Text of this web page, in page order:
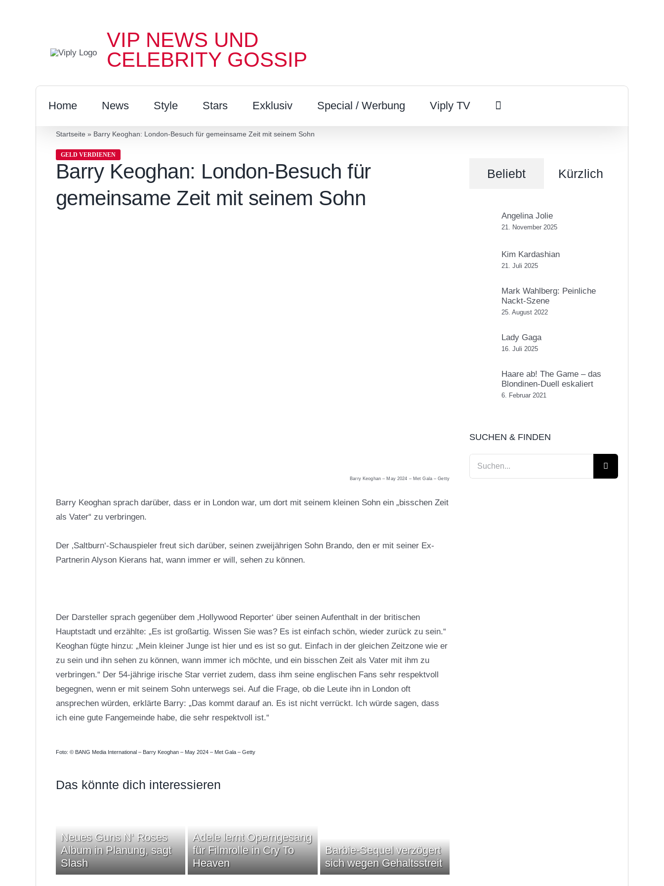
VIP NEWS UND
CELEBRITY GOSSIP
Home News Style Stars Exklusiv Special / Werbung Viply TV
Startseite » Barry Keoghan: London-Besuch für gemeinsame Zeit mit seinem Sohn
GELD VERDIENEN
Barry Keoghan: London-Besuch für
gemeinsame Zeit mit seinem Sohn
Barry Keoghan – May 2024 – Met Gala – Getty
Barry Keoghan sprach darüber, dass er in London war, um dort mit seinem kleinen Sohn ein „bisschen Zeit
als Vater“ zu verbringen.
Der ‚Saltburn‘-Schauspieler freut sich darüber, seinen zweijährigen Sohn Brando, den er mit seiner Ex-
Partnerin Alyson Kierans hat, wann immer er will, sehen zu können.
Der Darsteller sprach gegenüber dem ‚Hollywood Reporter‘ über seinen Aufenthalt in der britischen
Hauptstadt und erzählte: „Es ist großartig. Wissen Sie was? Es ist einfach schön, wieder zurück zu sein.“
Keoghanfügte hinzu: „Mein kleiner Junge ist hier und es ist so gut. Einfach in der gleichen Zeitzone wie er
zu sein und ihn sehen zu können, wann immer ich möchte, und ein bisschen Zeit als Vater mit ihm zu
verbringen.“ Der 54-jährige irische Star verriet zudem, dass ihm seine englischen Fans sehr respektvoll
begegnen, wenn er mit seinem Sohn unterwegs sei. Auf die Frage, ob die Leute ihn in London oft
ansprechen würden, erklärte Barry: „Das kommt darauf an. Es ist nicht verrückt. Ich würde sagen, dass
ich eine gute Fangemeinde habe, die sehr respektvoll ist.“
Foto: © BANG Media International – Barry Keoghan – May 2024 – Met Gala – Getty
Das könnte dich interessieren
Neues Guns N‘ Roses
Album in Planung, sagt
Slash
Adele lernt Operngesang
für Filmrolle in Cry To
Heaven
Barbie-Sequel verzögert
sich wegen Gehaltsstreit
Beliebt Kürzlich
Angelina Jolie
21. November 2025
Kim Kardashian
21. Juli 2025
Mark Wahlberg: Peinliche
Nackt-Szene
25. August 2022
Lady Gaga
16. Juli 2025
Haare ab! The Game – das
Blondinen-Duell eskaliert
6. Februar 2021
SUCHEN & FINDEN
Suche
nach: